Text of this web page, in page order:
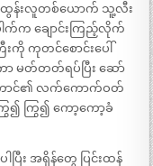
။ ထွန်းလူတစ်ယောက် သူ့လီး
က ချောင်းကြည့်လိုက်
ကို ကုတင်စောင်းပေါ်
မတ်တတ်ရပ်ပြီး ဆော်
ောင်၏ လက်ကောက်ဝတ်
၍ ကြွ၍ ကော့ကော့ခံ
ြီး အရှိန်တွေ ပြင်းထန်